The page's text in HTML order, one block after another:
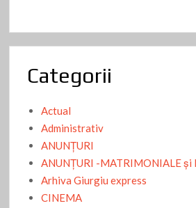
Categorii
Actual
Administrativ
ANUNŢURI
ANUNŢURI -MATRIMONIALE şi
Arhiva Giurgiu express
CINEMA